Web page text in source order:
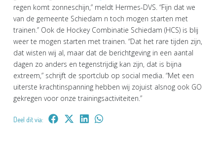
regen komt zonneschijn,” meldt Hermes-DVS. “Fijn dat we
van de gemeente Schiedam n toch mogen starten met
trainen.” Ook de Hockey Combinatie Schiedam (HCS) is blij
weer te mogen starten met trainen. “Dat het rare tijden zijn,
dat wisten wij al, maar dat de berichtgeving in een aantal
dagen zo anders en tegenstrijdig kan zijn, dat is bijna
extreem,” schrijft de sportclub op social media. “Met een
uiterste krachtinspanning hebben wij zojuist alsnog ook GO
gekregen voor onze trainingsactiviteiten.”
Deel dit via: